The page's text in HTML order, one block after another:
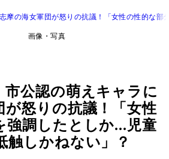
摩の海女軍団が怒りの抗議！「女性の性的な
画像・写真
市公認の萌えキャラに
が怒りの抗議！「女性
強調したとしか...児童
触しかねない」？